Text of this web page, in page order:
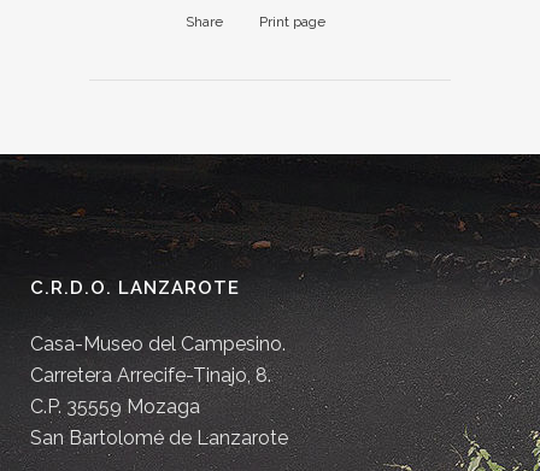
Share Print page
C.R.D.O. LANZAROTE
Casa-Museo del Campesino.
Carretera Arrecife-Tinajo, 8.
C.P. 35559 Mozaga
San Bartolomé de Lanzarote